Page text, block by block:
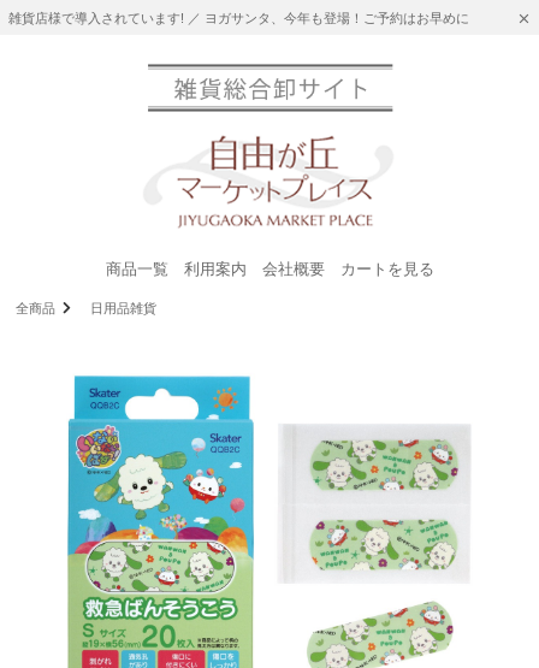
雑貨店様で導入されています! ／ ヨガサンタ、今年も登場！ご予約はお早めに
商品一覧 利用案内 会社概要 カートを見る
全商品 日用品雑貨